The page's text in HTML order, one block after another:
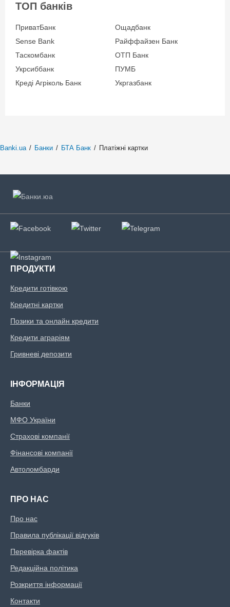
ТОП банків
ПриватБанк
Ощадбанк
Sense Bank
Райффайзен Банк
Таскомбанк
ОТП Банк
Укрсиббанк
ПУМБ
Креді Агріколь Банк
Укргазбанк
Banki.ua / Банки / БТА Банк / Платіжні картки
ПРОДУКТИ
Кредити готівкою
Кредитні картки
Позики та онлайн кредити
Кредити аграріям
Гривневі депозити
ІНФОРМАЦІЯ
Банки
МФО України
Страхові компанії
Фінансові компанії
Автоломбарди
ПРО НАС
Про нас
Правила публікації відгуків
Перевірка фактів
Редакційна політика
Розкриття інформації
Контакти